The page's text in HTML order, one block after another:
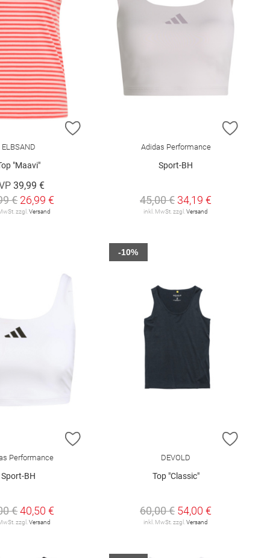
HINZUFÜGEN
ELBSAND
"Maavi"
39,99 €
€ 26,99 €
zzgl.Versand
ZUR
Adidas Performance
Sport-BH
45,00 € 34,19 €
inkl. MwSt. zzgl.Versand
HINZUFÜGEN
Performance
Sport-BH
€40,50 €
zzgl.Versand
ZUR
DEVOLD
Top "Classic"
60,00 € 54,00 €
inkl. MwSt. zzgl.Versand
-10%